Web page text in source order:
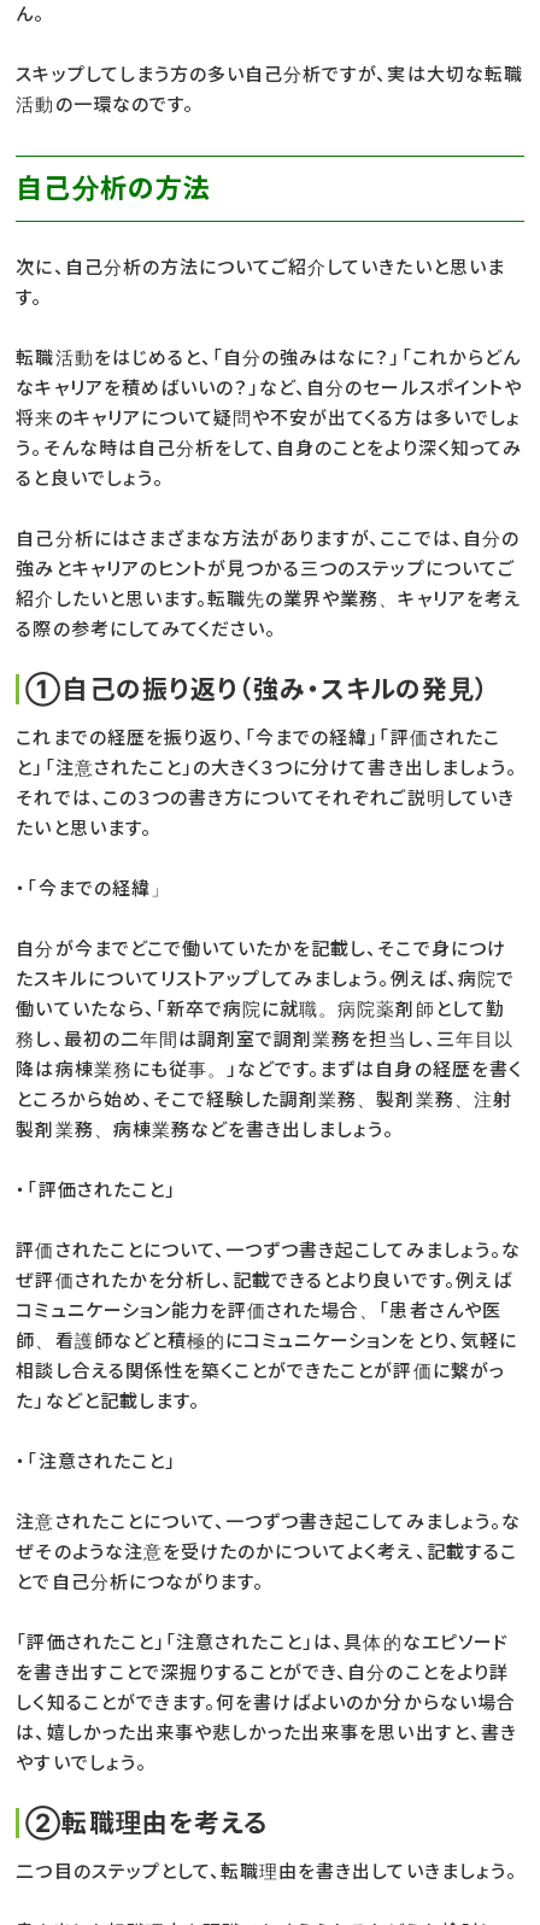
ん。
スキップしてしまう方の多い自己分析ですが、実は大切な転職
活動の一環なのです。
自己分析の方法
次に、自己分析の方法についてご紹介していきたいと思いま
す。
転職活動をはじめると、「自分の強みはなに？」「これからどん
なキャリアを積めばいいの？」など、自分のセールスポイントや
将来のキャリアについて疑問や不安が出てくる方は多いでしょ
う。そんな時は自己分析をして、自身のことをより深く知ってみ
ると良いでしょう。
自己分析にはさまざまな方法がありますが、ここでは、自分の
強みとキャリアのヒントが見つかる三つのステップについてご
紹介したいと思います。転職先の業界や業務、キャリアを考え
る際の参考にしてみてください。
➀自己の振り返り（強み・スキルの発見）
これまでの経歴を振り返り、「今までの経緯」「評価されたこ
と」「注意されたこと」の大きく３つに分けて書き出しましょう。
それでは、この３つの書き方についてそれぞれご説明していき
たいと思います。
・「今までの経緯」
自分が今までどこで働いていたかを記載し、そこで身につけ
たスキルについてリストアップしてみましょう。例えば、病院で
働いていたなら、「新卒で病院に就職。病院薬剤師として勤
務し、最初の二年間は調剤室で調剤業務を担当し、三年目以
降は病棟業務にも従事。」などです。まずは自身の経歴を書く
ところから始め、そこで経験した調剤業務、製剤業務、注射
製剤業務、病棟業務などを書き出しましょう。
・「評価されたこと」
評価されたことについて、一つずつ書き起こしてみましょう。な
ぜ評価されたかを分析し、記載できるとより良いです。例えば
コミュニケーション能力を評価された場合、「患者さんや医
師、看護師などと積極的にコミュニケーションをとり、気軽に
相談し合える関係性を築くことができたことが評価に繋がっ
た」などと記載します。
・「注意されたこと」
注意されたことについて、一つずつ書き起こしてみましょう。な
ぜそのような注意を受けたのかについてよく考え、記載するこ
とで自己分析につながります。
「評価されたこと」「注意されたこと」は、具体的なエピソード
を書き出すことで深掘りすることができ、自分のことをより詳
しく知ることができます。何を書けばよいのか分からない場合
は、嬉しかった出来事や悲しかった出来事を思い出すと、書き
やすいでしょう。
②転職理由を考える
二つ目のステップとして、転職理由を書き出していきましょう。